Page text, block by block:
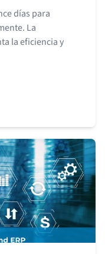
días para
La
la eficiencia y